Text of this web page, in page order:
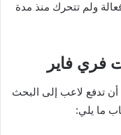
ولم تتحرك منذ مدة
فري فاير
أن تدفع لاعب إلى البحث
ما يلي: